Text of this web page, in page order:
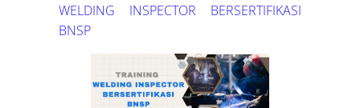
WELDING INSPECTOR BERSERTIFIKASI
BNSP